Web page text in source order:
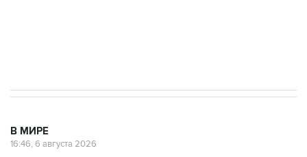
В МИРЕ
16:46, 6 августа 2026